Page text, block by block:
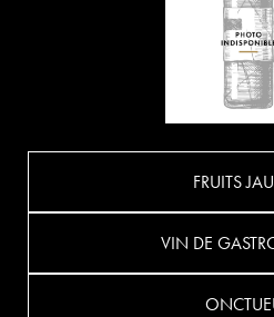
FRUITS
VIN DE